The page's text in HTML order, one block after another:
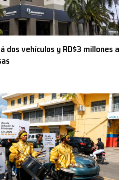
vehículos y RD$3 millones a